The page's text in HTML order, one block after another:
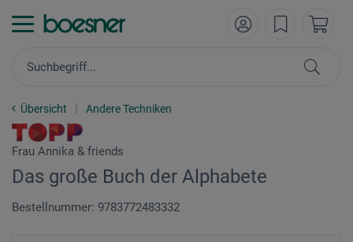
Übersicht Andere Techniken
Frau Annika & friends
Das große Buch der Alphabete
Bestellnummer: 9783772483332